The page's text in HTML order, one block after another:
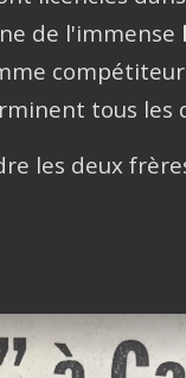
de l'immense
tous
les deux